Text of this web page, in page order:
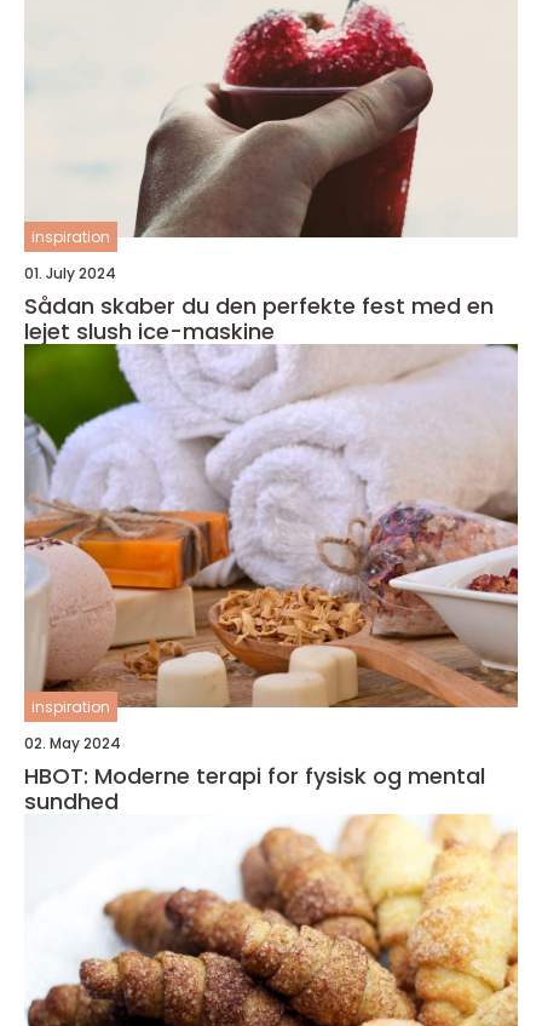
inspiration
01. July 2024
Sådan skaber du den perfekte fest med en
lejet slush ice-maskine
inspiration
02. May 2024
HBOT: Moderne terapi for fysisk og mental
sundhed